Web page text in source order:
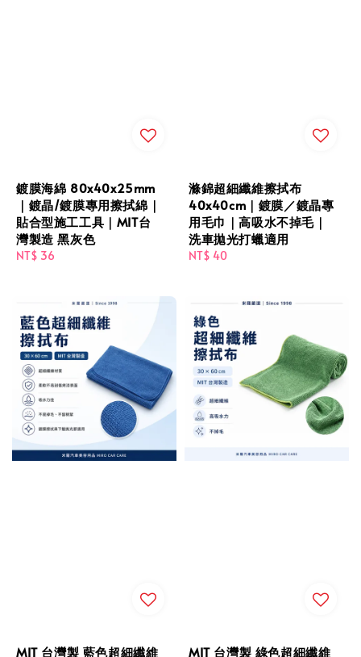
鍍膜海綿 80x40x25mm
｜鍍晶/鍍膜專用擦拭綿｜
貼合型施工工具｜MIT台
灣製造 黑灰色
Regular
NT$ 36
滌錦超細纖維擦拭布
40x40cm｜鍍膜／鍍晶專
用毛巾｜高吸水不掉毛｜
洗車拋光打蠟適用
Regular
NT$ 40
MIT 台灣製 藍色超細纖維
MIT 台灣製 綠色超細纖維